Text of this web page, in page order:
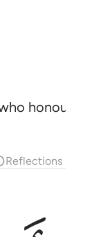
honour
Reflections